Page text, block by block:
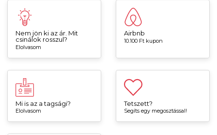
Nem jön ki az ár. Mit
csinálok rosszul?
Elolvasom
Airbnb
10.100 Ft kupon
Mi is az a tagsági?
Elolvasom
Tetszett?
Segíts egy megosztással!